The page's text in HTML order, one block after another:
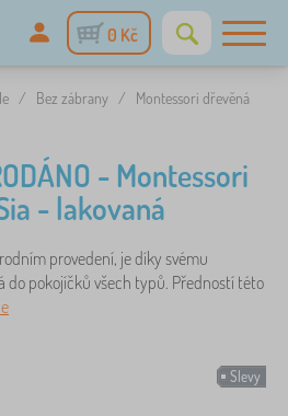
0 Kč
/ Bez zábrany /
Montessori dřevěná
- Montessori
- lakovaná
provedení, je díky svému
do pokojíčků všech typů. Předností této
Slevy